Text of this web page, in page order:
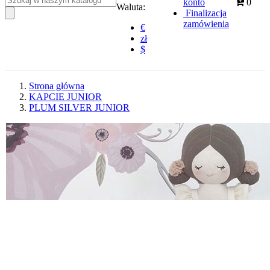
Waluta:
€
zł
$
konto
Finalizacja
zamówienia
0
Strona główna
KAPCIE JUNIOR
PLUM SILVER JUNIOR